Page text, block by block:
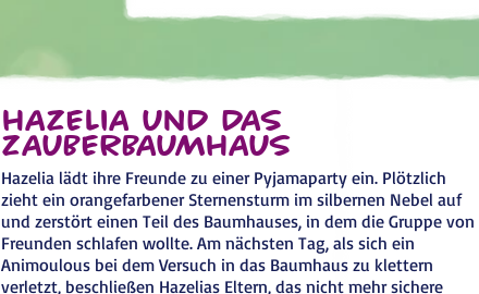
Hazelia und das
Zauberbaumhaus
Hazelia lädt ihre Freunde zu einer Pyjamaparty ein. Plötzlich
zieht ein orangefarbener Sternensturm im silbernen Nebel auf
und zerstört einen Teil des Baumhauses, in dem die Gruppe von
Freunden schlafen wollte. Am nächsten Tag, als sich ein
Animoulous bei dem Versuch in das Baumhaus zu klettern
verletzt, beschließen Hazelias Eltern, das nicht mehr sichere